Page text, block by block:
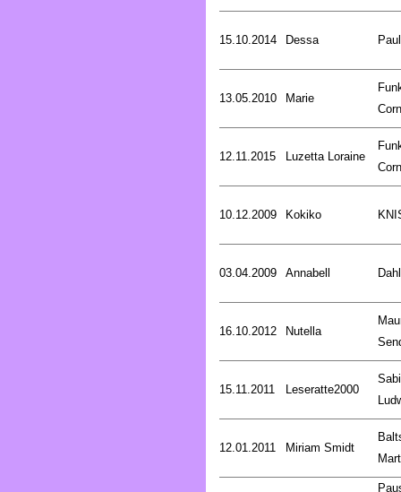
15.10.2014 Dessa
13.05.2010 Marie
12.11.2015 Luzetta Loraine
10.12.2009 Kokiko
03.04.2009 Annabell
16.10.2012 Nutella
15.11.2011 Leseratte2000
12.01.2011 Miriam Smidt